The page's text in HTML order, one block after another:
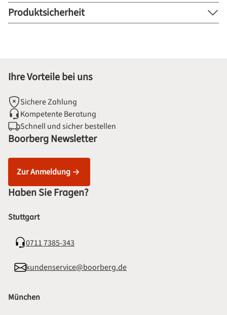
Produktsicherheit
Ihre Vorteile bei uns
Sichere Zahlung
Kompetente Beratung
Schnell und sicher bestellen
Boorberg Newsletter
Zur Anmeldung
Haben Sie Fragen?
Stuttgart
0711 7385-343
kundenservice@boorberg.de
München